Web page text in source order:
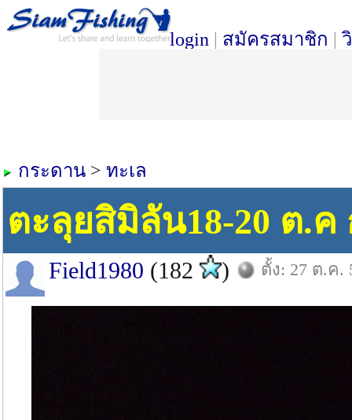
login | สมัครสมาชิก |
กระดาน > ทะเล
ตะลุยสิมิลัน18-20 ต.
Field1980 (182 ) ตั้ง: 27 ต.ค.